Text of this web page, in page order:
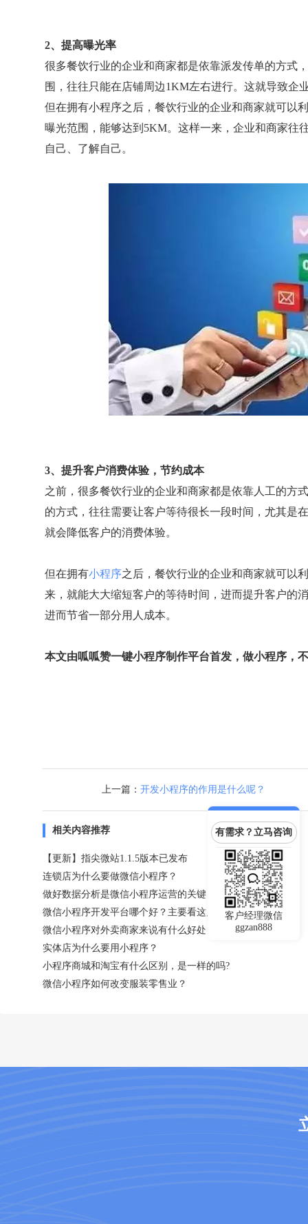
2、提高曝光率
很多餐饮行业的企业和商家都是依靠派发传单的方式
围，往往只能在店铺周边1KM左右进行。这就导致企
但在拥有小程序之后，餐饮行业的企业和商家就可以
曝光范围，能够达到5KM。这样一来，企业和商家往
自己、了解自己。
3、提升客户消费体验，节约成本
之前，很多餐饮行业的企业和商家都是依靠人工的方
的方式，往往需要让客户等待很长一段时间，尤其是
就会降低客户的消费体验。
但在拥有小程序之后，餐饮行业的企业和商家就可以
来，就能大大缩短客户的等待时间，进而提升客户的
进而节省一部分用人成本。
本文由呱呱赞一键小程序制作平台首发，做小程序，
上一篇： 开发小程序的作用是什么呢？
相关内容推荐
【更新】指尖微站1.1.5版本已发布
连锁店为什么要做微信小程序？
做好数据分析是微信小程序运营的关键！
微信小程序开发平台哪个好？主要看这几点
微信小程序对外卖商家来说有什么好处？
实体店为什么要用小程序？
小程序商城和淘宝有什么区别，是一样的吗?
微信小程序如何改变服装零售业？
有需求？立马咨询
客户经理微信
ggzan888